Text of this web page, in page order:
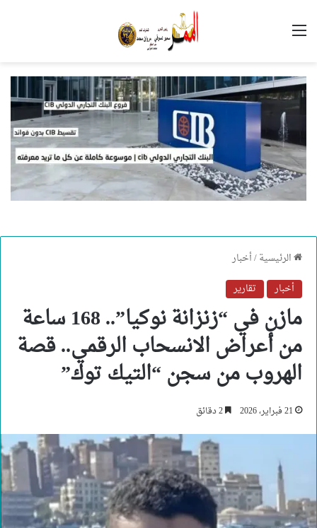
القائمة
الرئيسية/أخبار
أخبار
تقارير
مازن في “زنزانة نوكيا”.. 168 ساعة
من أعراض الانسحاب الرقمي.. قصة
الهروب من سجن “التيك توك”
21 فبراير، 2026